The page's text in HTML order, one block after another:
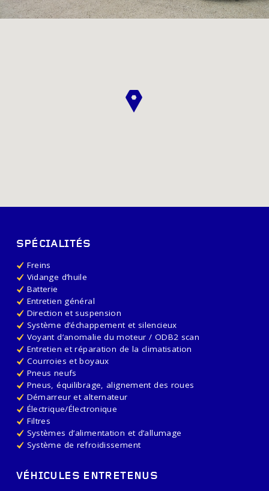
SPÉCIALITÉS
Freins
Vidange d’huile
Batterie
Entretien général
Direction et suspension
Système d’échappement et silencieux
Voyant d’anomalie du moteur / ODB2 scan
Entretien et réparation de la climatisation
Courroies et boyaux
Pneus neufs
Pneus, équilibrage, alignement des roues
Démarreur et alternateur
Électrique/Électronique
Filtres
Systèmes d’alimentation et d’allumage
Système de refroidissement
VÉHICULES ENTRETENUS